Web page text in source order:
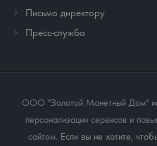
Письмо директору
Пресс-служба
ООО "Золотой Монетный Дом"
персонализации сервисов и
сайтом . Если вы не хотите,